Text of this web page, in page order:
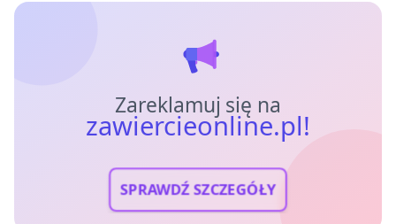
Zareklamuj się na
zawiercieonline.pl!
SPRAWDŹ SZCZEGÓŁY